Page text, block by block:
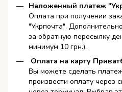
Наложенный платеж
Оплата при получении
"Укрпочта".
за обратную пересылку
минимум 10 грн.).
Оплата на карту
Вы можете сделать
произвести оплату через